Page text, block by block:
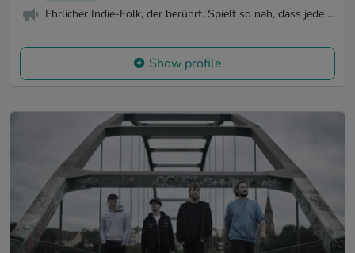
Ehrlicher Indie-Folk, der berührt. Spielt so nah, dass jede ...
Show profile